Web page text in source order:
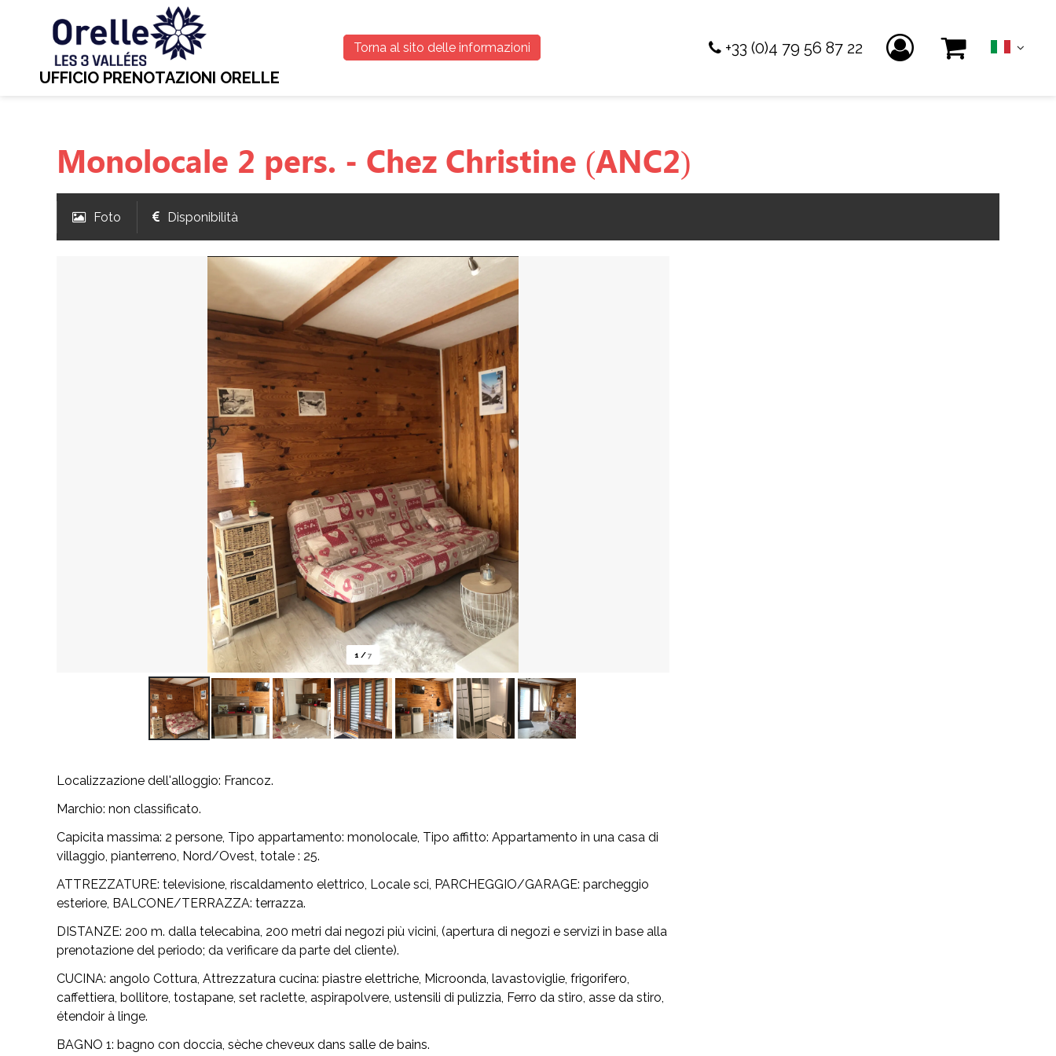
UFFICIO PRENOTAZIONI ORELLE
Torna al sito delle informazioni +33 (0)4 79 56 87 22
Monolocale 2 pers. - Chez Christine (ANC2)
Foto Disponibilità
1 /7
Localizzazione dell'alloggio: Francoz.
Marchio: non classificato.
Capicita massima: 2 persone, Tipo appartamento: monolocale, Tipo affitto: Appartamento in una casa di
villaggio, pianterreno, Nord/Ovest, totale : 25.
ATTREZZATURE: televisione, riscaldamento elettrico, Locale sci, PARCHEGGIO/GARAGE: parcheggio
esteriore, BALCONE/TERRAZZA: terrazza.
DISTANZE: 200 m. dalla telecabina, 200 metri dai negozi più vicini, (apertura di negozi e servizi in base alla
prenotazione del periodo; da verificare da parte del cliente).
CUCINA: angolo Cottura, Attrezzatura cucina: piastre elettriche, Microonda, lavastoviglie, frigorifero,
caffettiera, bollitore, tostapane, set raclette, aspirapolvere, ustensili di pulizzia, Ferro da stiro, asse da stiro,
étendoir à linge.
BAGNO 1: bagno con doccia, sèche cheveux dans salle de bains.